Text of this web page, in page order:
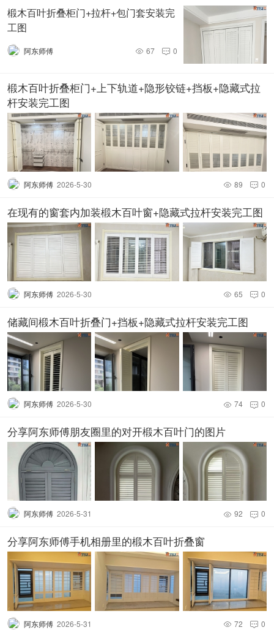
椴木百叶折叠柜门+拉杆+包门套安装完
工图
阿东师傅  0
 67
椴木百叶折叠柜门+上下轨道+隐形铰链+挡板+隐藏式拉
杆安装完工图
阿东师傅 2026-5-30  0
 89
在现有的窗套内加装椴木百叶窗+隐藏式拉杆安装完工图
阿东师傅 2026-5-30  0
 65
储藏间椴木百叶折叠门+挡板+隐藏式拉杆安装完工图
阿东师傅 2026-5-30  0
 74
分享阿东师傅朋友圈里的对开椴木百叶门的图片
阿东师傅 2026-5-31  0
 92
分享阿东师傅手机相册里的椴木百叶折叠窗
阿东师傅 2026-5-31  0
 72